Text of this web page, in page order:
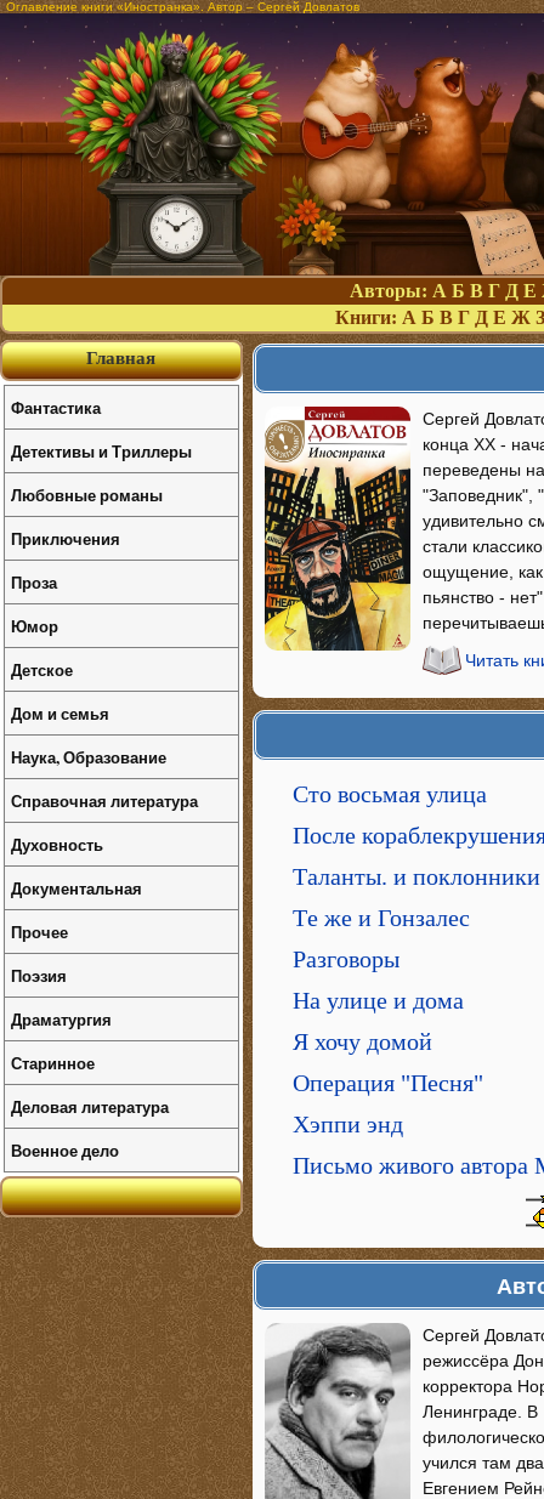
Оглавление книги «Иностранка». Автор – Сергей Довлатов
Авторы: А Б В Г Д Е
Книги: А Б В Г Д Е Ж З
Сергей
конца ХХ -
переведены
"Заповедник",
удивительно
стали
ощущение, как
пьянство -
Читать
Сто восьмая улица
После
Таланты. и поклонники
Тe же и Гонзалес
Разговоры
На улице и дома
Я хочу домой
Операция "Песня"
Хэппи энд
Письмо живого автора
Сергей
режиссёра
корректора
Ленинграде. В
учился там
Евгением
Главная
Фантастика
Детективы и Триллеры
Любовные романы
Приключения
Проза
Юмор
Детское
Дом и семья
Наука, Образование
Справочная литература
Духовность
Документальная
Прочее
Поэзия
Драматургия
Старинное
Деловая литература
Военное дело